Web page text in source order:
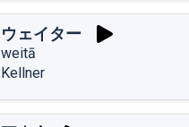
ウェイター
weitā
Kellner